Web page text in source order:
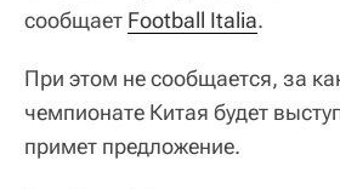
сообщает Football Italia.
При этом не сообщается, за
чемпионате Китая будет
примет предложение.